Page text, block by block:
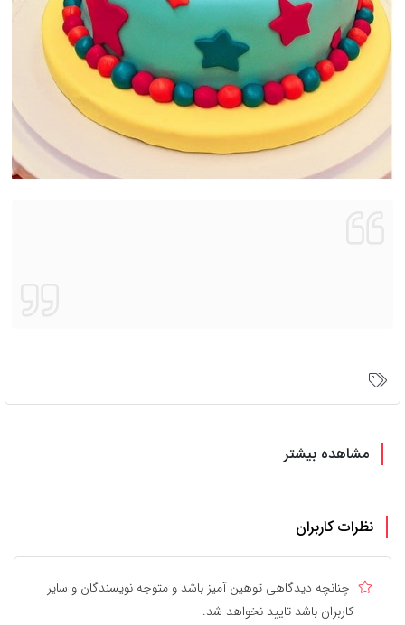
مشاهده بیشتر
نظرات کاربران
چنانچه دیدگاهی توهین آمیز باشد و متوجه نویسندگان و سایر
کاربران باشد تایید نخواهد شد.